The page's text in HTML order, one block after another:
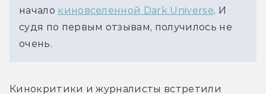
начало киновселенной Dark Universe. И
судя по первым отзывам, получилось не
очень.
Кинокритики и журналисты встретили